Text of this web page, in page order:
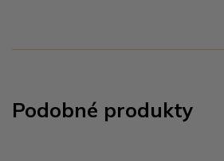
Podobné produkty